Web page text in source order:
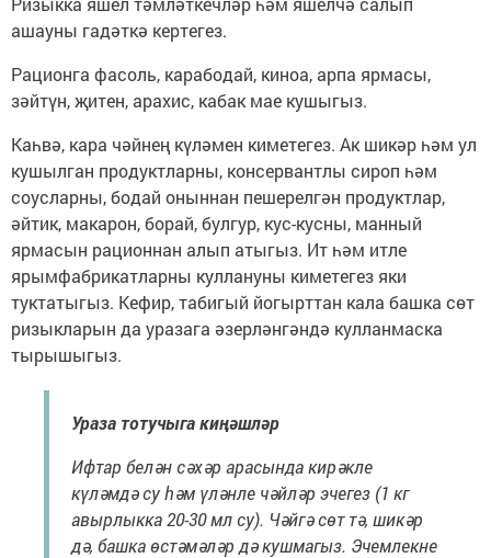
ашауны гадәткә кертегез.
Рационга фасоль, карабодай, киноа, арпа ярмасы,
зәйтүн, җитен, арахис, кабак мае кушыгыз.
Каһвә, кара чәйнең күләмен киметегез. Ак шикәр һәм ул
кушылган продуктларны, консервантлы сироп һәм
соусларны, бодай оныннан пешерелгән продуктлар,
әйтик, макарон, борай, булгур, кус-кусны, манный
ярмасын рационнан алып атыгыз. Ит һәм итле
ярымфабрикатларны куллануны киметегез яки
туктатыгыз. Кефир, табигый йогырттан кала башка сөт
ризыкларын да уразага әзерләнгәндә кулланмаска
тырышыгыз.
Ураза тотучыга киңәшләр
Ифтар белән сәхәр арасында кирәкле
күләмдә су һәм үләнле чәйләр эчегез (1 кг
авырлыкка 20-30 мл су). Чәйгә сөт тә, шикәр
дә, башка өстәмәләр дә кушмагыз. Эчемлекне